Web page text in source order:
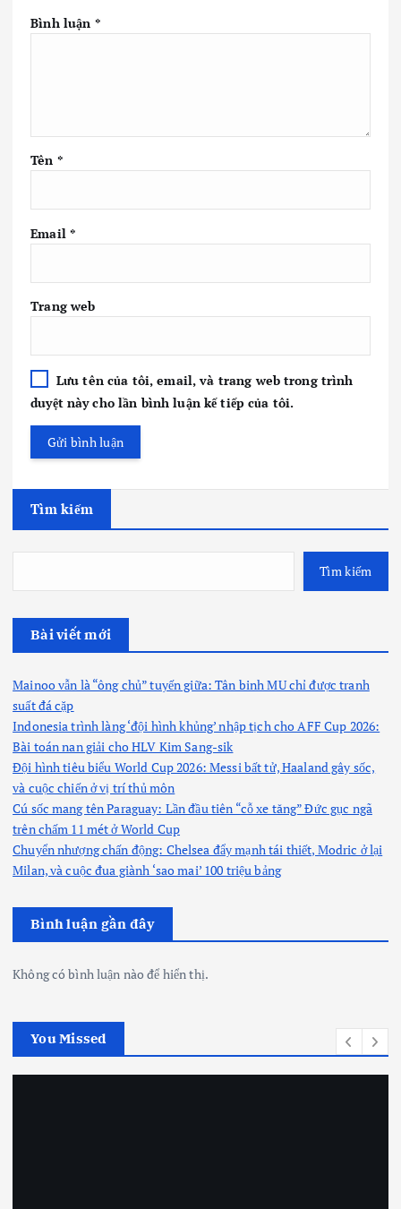
Bình luận *
Tên *
Email *
Trang web
Lưu tên của tôi, email, và trang web trong trình
duyệt này cho lần bình luận kế tiếp của tôi.
Tìm kiếm
Tìm kiếm
Bài viết mới
Mainoo vẫn là “ông chủ” tuyến giữa: Tân binh MU chỉ được tranh
suất đá cặp
Indonesia trình làng ‘đội hình khủng’ nhập tịch cho AFF Cup 2026:
Bài toán nan giải cho HLV Kim Sang-sik
Đội hình tiêu biểu World Cup 2026: Messi bất tử, Haaland gây sốc,
và cuộc chiến ở vị trí thủ môn
Cú sốc mang tên Paraguay: Lần đầu tiên “cỗ xe tăng” Đức gục ngã
trên chấm 11 mét ở World Cup
Chuyển nhượng chấn động: Chelsea đẩy mạnh tái thiết, Modric ở lại
Milan, và cuộc đua giành ‘sao mai’ 100 triệu bảng
Bình luận gần đây
Không có bình luận nào để hiển thị.
You Missed